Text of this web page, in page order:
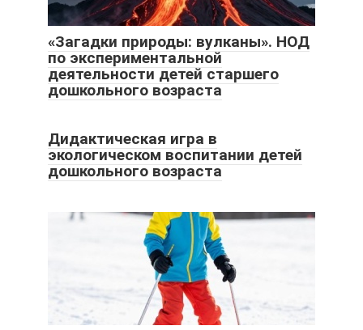
«Загадки природы: вулканы». НОД
по экспериментальной
деятельности детей старшего
дошкольного возраста
Дидактическая игра в
экологическом воспитании детей
дошкольного возраста